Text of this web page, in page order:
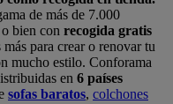
de más de 7.000
o bien con recogida gratis
más para crear o renovar tu
mucho estilo. Conforama
en 6 países
sofas baratos, colchones